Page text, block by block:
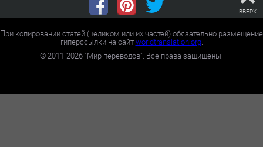
ВВЕРХ
При копировании статей (целиком или их частей) обязательно размещение
гиперссылки на сайтworldtranslation.org.
©2011-2026 "Мир переводов". Все права защищены.